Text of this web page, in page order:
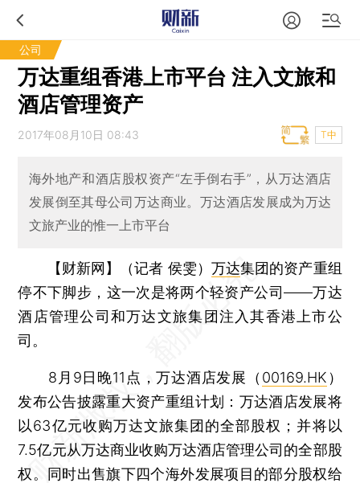
公司
万达重组香港上市平台 注入文旅和
酒店管理资产
2017年08月10日 08:43 T中
海外地产和酒店股权资产“左手倒右手”，从万达酒店
发展倒至其母公司万达商业。万达酒店发展成为万达
文旅产业的惟一上市平台
【财新网】（记者 侯雯） 万达集团的资产重组
停不下脚步，这一次是将两个轻资产公司——万达
酒店管理公司和万达文旅集团注入其香港上市公
司。
8月9日晚11点，万达酒店发展（ 00169.HK ）
发布公告披露重大资产重组计划：万达酒店发展将
以63亿元收购万达文旅集团的全部股权；并将以
7.5亿元从万达商业收购万达酒店管理公司的全部股
权。同时出售旗下四个海外发展项目的部分股权给